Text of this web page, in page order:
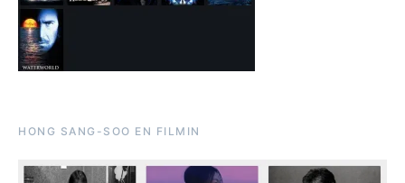
HONG SANG-SOO EN FILMIN